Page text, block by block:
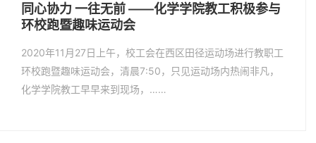
同心协力 一往无前 ——化学学院教工积极参与
环校跑暨趣味运动会
2020年11月27日上午，校工会在西区田径运动场进行教职工
环校跑暨趣味运动会，清晨7:50，只见运动场内热闹非凡，
化学学院教工早早来到现场，……